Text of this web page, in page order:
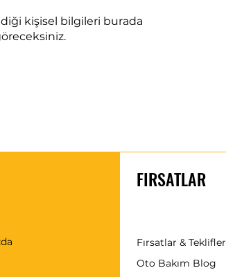
kişisel bilgileri burada
FIRSATLAR
Fırsatlar & Teklifler
Oto Bakım Blog